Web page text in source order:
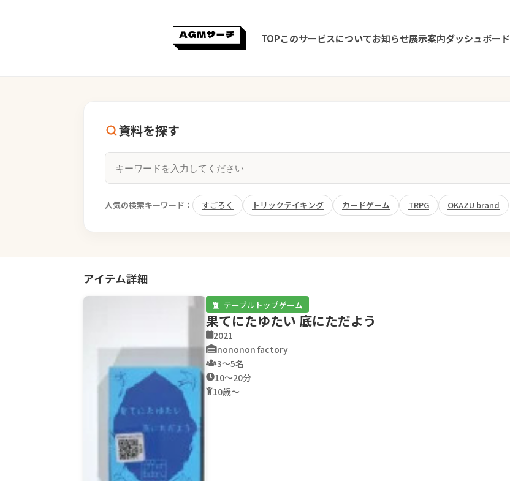
TOPこのサービスについてお知らせ展示案内ダッシュボード
資料を探す
人気の検索キーワード： すごろく トリックテイキング カードゲーム TRPG OKAZU brand
アイテム詳細
テーブルトップゲーム
果てにたゆたい 底にただよう
2021
nononon factory
3〜5名
10〜20分
10歳〜